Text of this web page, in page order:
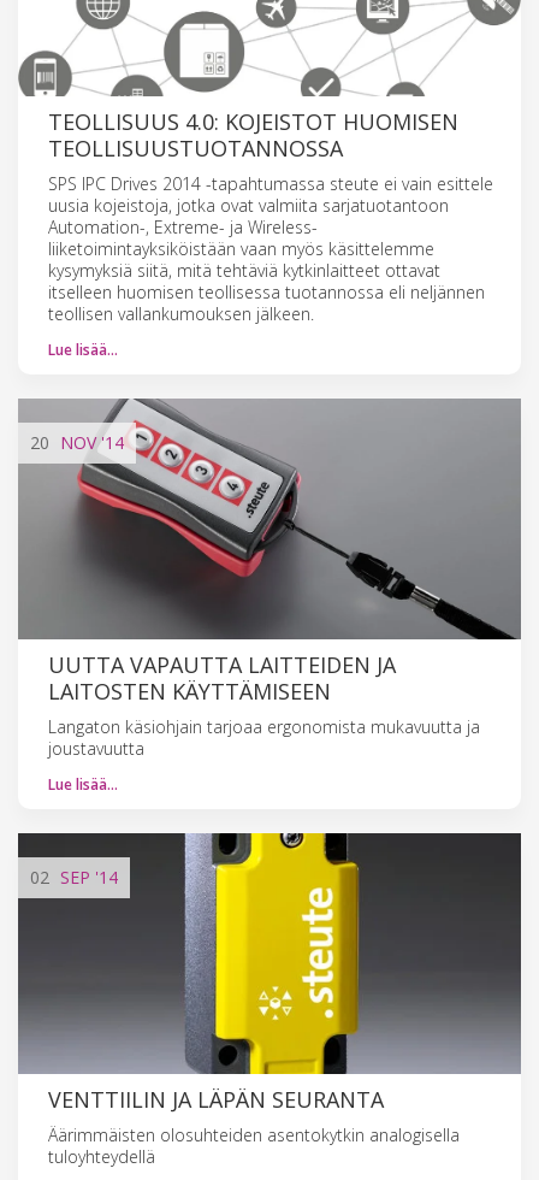
TEOLLISUUS 4.0: KOJEISTOT HUOMISEN
TEOLLISUUSTUOTANNOSSA
SPS IPC Drives 2014 -tapahtumassa steute ei vain esittele
uusia kojeistoja, jotka ovat valmiita sarjatuotantoon
Automation-, Extreme- ja Wireless-
liiketoimintayksiköistään vaan myös käsittelemme
kysymyksiä siitä, mitä tehtäviä kytkinlaitteet ottavat
itselleen huomisen teollisessa tuotannossa eli neljännen
teollisen vallankumouksen jälkeen.
Lue lisää…
20 NOV'14
UUTTA VAPAUTTA LAITTEIDEN JA
LAITOSTEN KÄYTTÄMISEEN
Langaton käsiohjain tarjoaa ergonomista mukavuutta ja
joustavuutta
Lue lisää…
02 SEP '14
VENTTIILIN JA LÄPÄN SEURANTA
Äärimmäisten olosuhteiden asentokytkin analogisella
tuloyhteydellä